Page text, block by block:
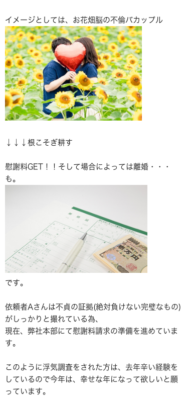
イメージとしては、お花畑脳の不倫バカップル
↓↓↓根こそぎ耕す
慰謝料GET！！そして場合によっては離婚・・・
も。
です。
依頼者Aさんは不貞の証拠(絶対負けない完璧なもの)
がしっかりと撮れている為、
現在、弊社本部にて慰謝料請求の準備を進めていま
す。
このように浮気調査をされた方は、去年辛い経験を
しているので今年は、幸せな年になって欲しいと願
っています。